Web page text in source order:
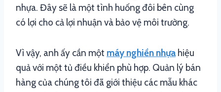
nhựa. Đây sẽ là một tình huống đôi bên cùng
có lợi cho cả lợi nhuận và bảo vệ môi trường.
Vì vậy, anh ấy cần một máy nghiền nhựa hiệu
quả với một tủ điều khiển phù hợp. Quản lý bán
hàng của chúng tôi đã giới thiệu các mẫu khác